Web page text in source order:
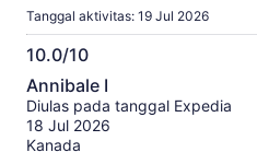
Tanggal aktivitas: 19 Jul 2026
10.0/10
10.0
dari
10
Annibale I
Diulas pada tanggal Expedia
18 Jul 2026
Kanada